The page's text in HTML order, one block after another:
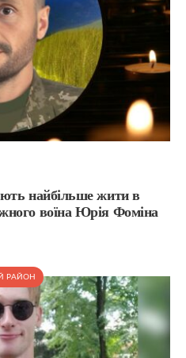
найбільше жити в
воїна Юрія Фоміна
РАЙОН